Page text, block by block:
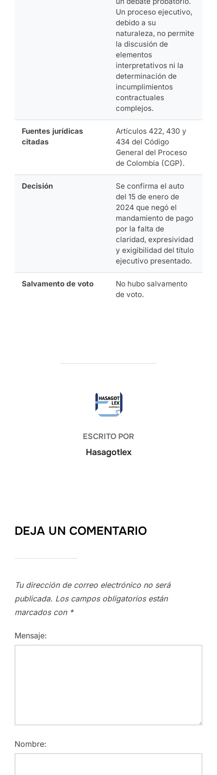
Un proceso ejecutivo,
debido a su
naturaleza, no permite
la discusión de
elementos
interpretativos ni la
determinación de
incumplimientos
contractuales
complejos.
Fuentes jurídicas
citadas
Artículos 422, 430 y
434 del Código
General del Proceso
de Colombia (CGP).
Decisión
Se confirma el auto
del 15 de enero de
2024 que negó el
mandamiento de pago
por la falta de
claridad, expresividad
y exigibilidad del título
ejecutivo presentado.
Salvamento de voto
No hubo salvamento
de voto.
AUTOR DE LA ENTRADA
ESCRITO POR
Hasagotlex
DEJA UN COMENTARIO
Tu dirección de correo electrónico no será
publicada. Los campos obligatorios están
marcados con *
Mensaje:
Nombre: